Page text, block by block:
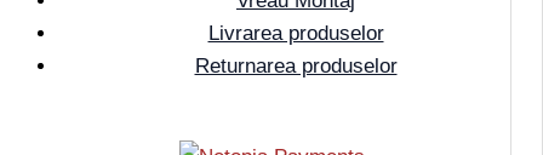
Livrarea produselor
Returnarea produselor